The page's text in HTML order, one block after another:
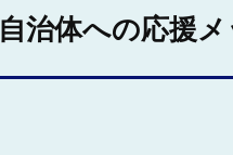
自治体への応援